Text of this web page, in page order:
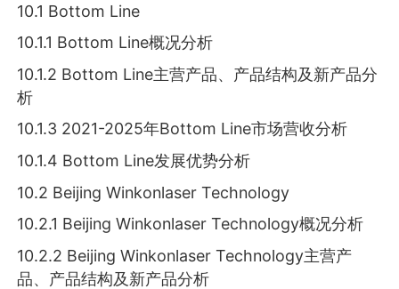
10.1 Bottom Line
10.1.1 Bottom Line概况分析
10.1.2 Bottom Line主营产品、产品结构及新产品分
析
10.1.3 2021-2025年Bottom Line市场营收分析
10.1.4 Bottom Line发展优势分析
10.2 Beijing Winkonlaser Technology
10.2.1 Beijing Winkonlaser Technology概况分析
10.2.2 Beijing Winkonlaser Technology主营产
品、产品结构及新产品分析